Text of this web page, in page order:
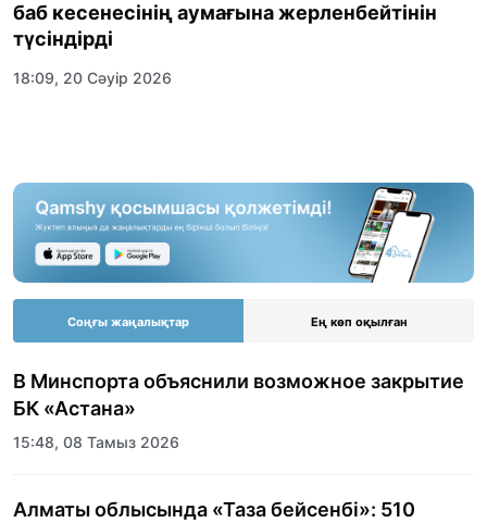
баб кесенесінің аумағына жерленбейтінін
түсіндірді
18:09, 20 Сәуір 2026
Соңғы жаңалықтар Ең көп оқылған
В Минспорта объяснили возможное закрытие
БК «Астана»
15:48, 08 Тамыз 2026
Алматы облысында «Таза бейсенбі»: 510